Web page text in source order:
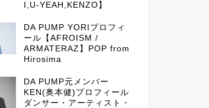
I,U-YEAH,KENZO】
DA PUMP YORIプロフィ
ール【AFROISM /
ARMATERAZ】POP from
Hirosima
DA PUMP元メンバー
KEN(奥本健)プロフィール
ダンサー・アーティスト・